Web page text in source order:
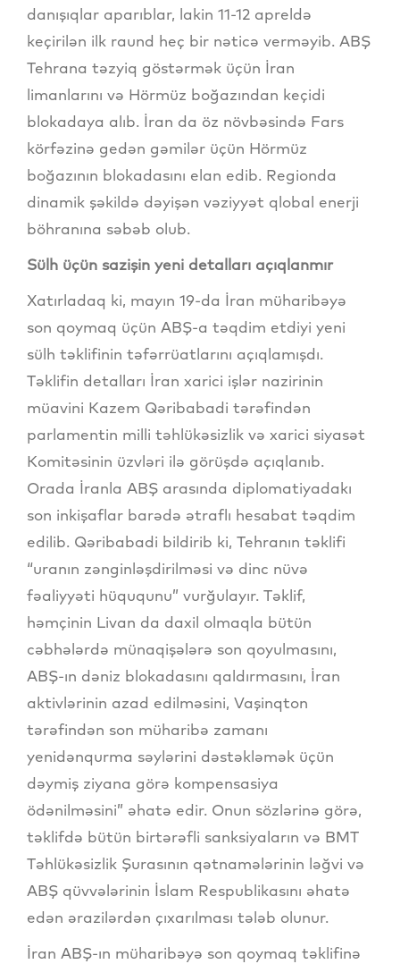
danışıqlar aparıblar, lakin 11-12 apreldə
keçirilən ilk raund heç bir nəticə verməyib. ABŞ
Tehrana təzyiq göstərmək üçün İran
limanlarını və Hörmüz boğazından keçidi
blokadaya alıb. İran da öz növbəsində Fars
körfəzinə gedən gəmilər üçün Hörmüz
boğazının blokadasını elan edib. Regionda
dinamik şəkildə dəyişən vəziyyət qlobal enerji
böhranına səbəb olub.
Sülh üçün sazişin yeni detalları açıqlanmır
Xatırladaq ki, mayın 19-da İran müharibəyə
son qoymaq üçün ABŞ-a təqdim etdiyi yeni
sülh təklifinin təfərrüatlarını açıqlamışdı.
Təklifin detalları İran xarici işlər nazirinin
müavini Kazem Qəribabadi tərəfindən
parlamentin milli təhlükəsizlik və xarici siyasət
Komitəsinin üzvləri ilə görüşdə açıqlanıb.
Orada İranla ABŞ arasında diplomatiyadakı
son inkişaflar barədə ətraflı hesabat təqdim
edilib. Qəribabadi bildirib ki, Tehranın təklifi
“uranın zənginləşdirilməsi və dinc nüvə
fəaliyyəti hüququnu” vurğulayır. Təklif,
həmçinin Livan da daxil olmaqla bütün
cəbhələrdə münaqişələrə son qoyulmasını,
ABŞ-ın dəniz blokadasını qaldırmasını, İran
aktivlərinin azad edilməsini, Vaşinqton
tərəfindən son müharibə zamanı
yenidənqurma səylərini dəstəkləmək üçün
dəymiş ziyana görə kompensasiya
ödənilməsini” əhatə edir. Onun sözlərinə görə,
təklifdə bütün birtərəfli sanksiyaların və BMT
Təhlükəsizlik Şurasının qətnamələrinin ləğvi və
ABŞ qüvvələrinin İslam Respublikasını əhatə
edən ərazilərdən çıxarılması tələb olunur.
İran ABŞ-ın müharibəyə son qoymaq təklifinə